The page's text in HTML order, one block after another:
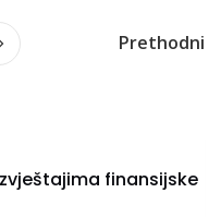
Prethodni
finansijske